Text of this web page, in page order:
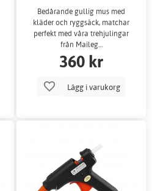
Bedårande gullig mus med
kläder och ryggsäck, matchar
perfekt med våra trehjulingar
från Maileg…
360 kr
Lägg i varukorg